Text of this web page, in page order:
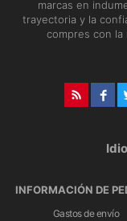
marcas en
trayectoria y la
compres con la
INFORMACIÓN DE
Gastos de envío